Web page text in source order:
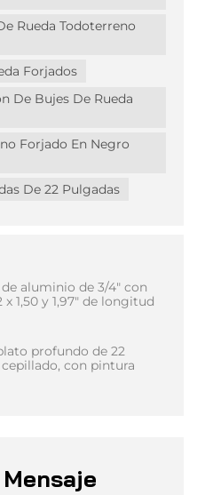
Rueda Todoterreno
Forjados
De Bujes De Rueda
Forjado En Negro
De 22 Pulgadas
aluminio de 3/4" con
1,50 y 1,97" de longitud
profundo de 22
con pintura